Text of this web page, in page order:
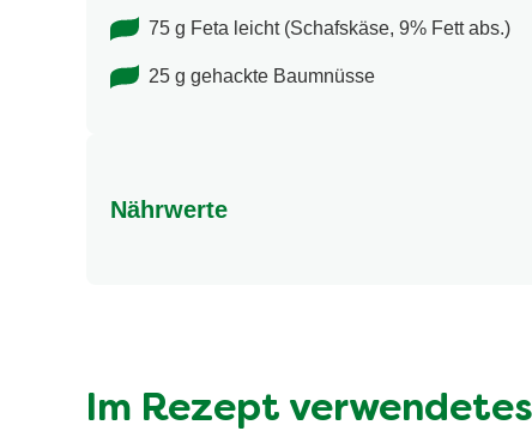
75 g Feta leicht (Schafskäse, 9% Fett abs.)
25 g gehackte Baumnüsse
Nährwerte
Kohlenhydrate (g)
Im Rezept